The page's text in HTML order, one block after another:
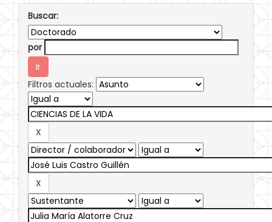
Buscar:
por
Filtros actuales: